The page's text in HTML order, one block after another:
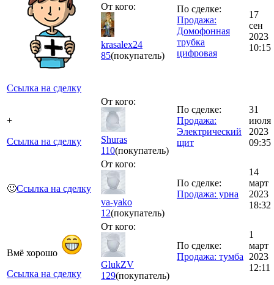
Ссылка на сделку
От кого:
krasalex24
85(покупатель)
По сделке:
Продажа:
Домофонная
трубка
цифровая
17
сен
2023
10:15
+
Ссылка на сделку
От кого:
Shuras
110(покупатель)
По сделке:
Продажа:
Электрический
щит
31
июля
2023
09:35
🙂Ссылка на сделку
От кого:
va-yako
12(покупатель)
По сделке:
Продажа: урна
14
март
2023
18:32
Вмë хорошо
Ссылка на сделку
От кого:
GlukZV
129(покупатель)
По сделке:
Продажа: тумба
1
март
2023
12:11